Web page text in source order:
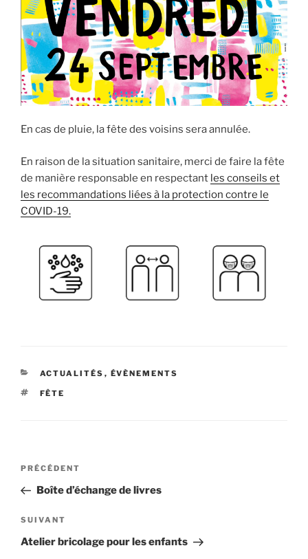
En cas de pluie, la fête des voisins sera annulée.
En raison de la situation sanitaire, merci de faire la fête
de manière responsable en respectant les conseils et
les recommandations liées à la protection contre le
COVID-19.
CATÉGORIES
ACTUALITÉS , ÉVÈNEMENTS
ÉTIQUETTES
FÊTE
Navigation
l’article
Article
précédent
PRÉCÉDENT
Boîte d’échange de livres
Article
suivant
SUIVANT
Atelier bricolage pour les enfants